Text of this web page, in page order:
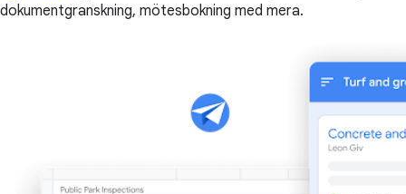
dokumentgranskning, mötesbokning med mera.